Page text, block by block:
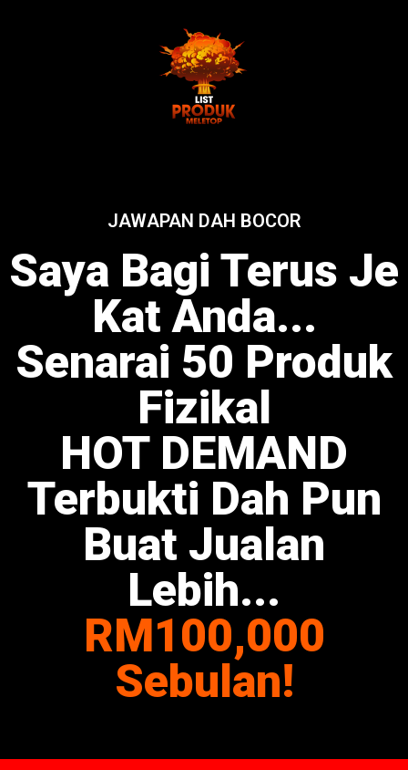
JAWAPAN DAH BOCOR
Saya Bagi Terus Je
Kat Anda...
Senarai 50 Produk
Fizikal
HOT DEMAND
Terbukti Dah Pun
Buat Jualan
Lebih...
RM100,000
Sebulan!